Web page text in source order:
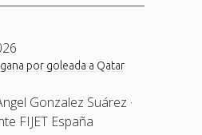
por goleada a Qatar
Gonzalez Suárez ·
FIJET España